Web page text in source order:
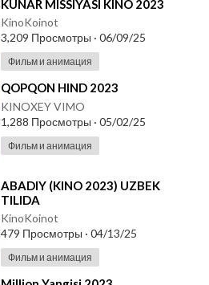
KUNAR MISSIYASI KINO 2023
UZBEK TILIDA
KinoKoinot
3,209 Просмотры · 06/09/25
Фильм и анимация
⁣QOPQON HIND 2023
KINOXEY VIMO
1,288 Просмотры · 05/02/25
Фильм и анимация
⁣ABADIY (KINO 2023) UZBEK
TILIDA
KinoKoinot
479 Просмотры · 04/13/25
Фильм и анимация